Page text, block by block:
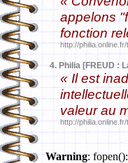
appelons
fonction
http://philia.online.fr/
4. Philia [FREUD :
« Il est
valeur au
http://philia.online.fr/
Warning: